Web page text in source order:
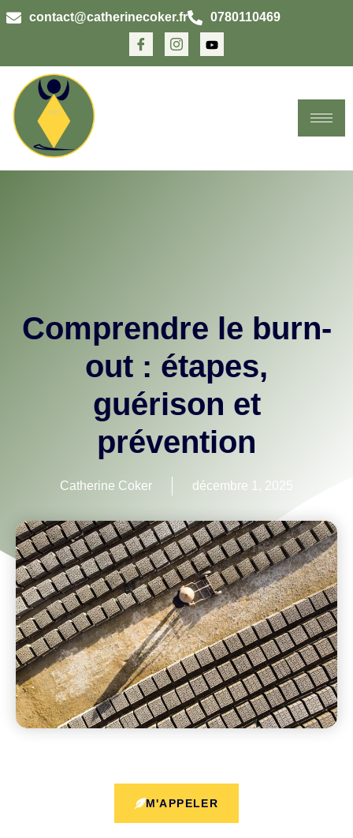
contact@catherinecoker.fr 0780110469
Comprendre le burn-
out : étapes,
guérison et
prévention
Catherine Coker décembre 1, 2025
M'APPELER